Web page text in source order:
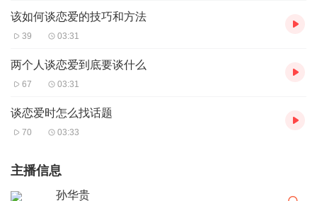
该如何谈恋爱的技巧和方法
39 03:31
两个人谈恋爱到底要谈什么
67 03:31
谈恋爱时怎么找话题
70 03:33
主播信息
孙华贵